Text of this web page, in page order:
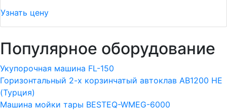
Узнать цену
Популярное оборудование
Укупорочная машина FL-150
Горизонтальный 2-х корзинчатый автоклав АВ1200 HE
(Турция)
Машина мойки тары BESTEQ-WMEG-6000